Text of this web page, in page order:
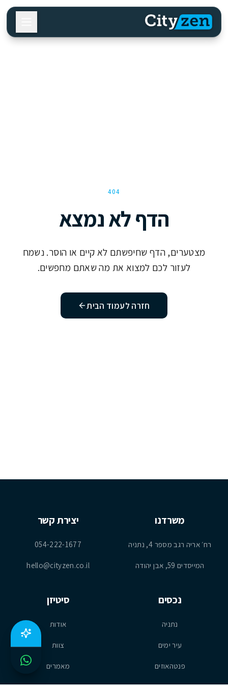
404
הדף לא נמצא
מצטערים, הדף שחיפשתם לא קיים או הוסר. נשמח
לעזור לכם למצוא את מה שאתם מחפשים.
חזרה לעמוד הבית
משרדנו
רח׳ אריה רגב מספר 4, נתניה
המייסדים 59, אבן יהודה
יצירת קשר
054-222-1677
hello@cityzen.co.il
נכסים
נתניה
עיר ימים
פנטהאוזים
סיטיזן
אודות
צוות
מאמרים